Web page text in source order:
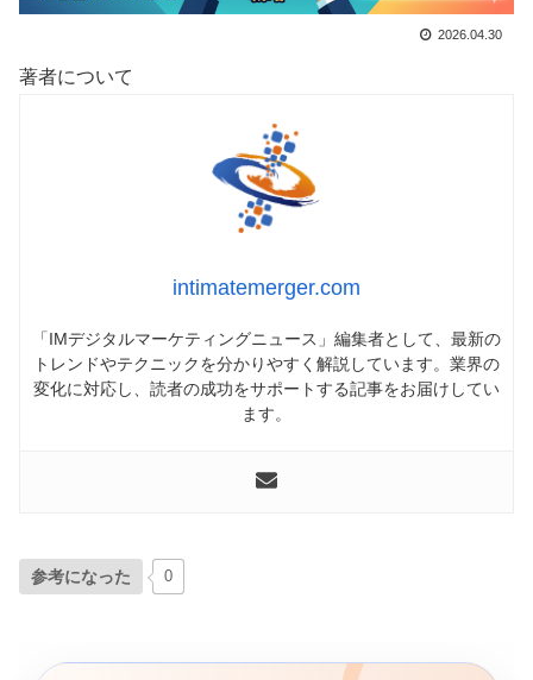
2026.04.30
著者について
intimatemerger.com
「IMデジタルマーケティングニュース」編集者として、最新の
トレンドやテクニックを分かりやすく解説しています。業界の
変化に対応し、読者の成功をサポートする記事をお届けしてい
ます。
参考になった 0